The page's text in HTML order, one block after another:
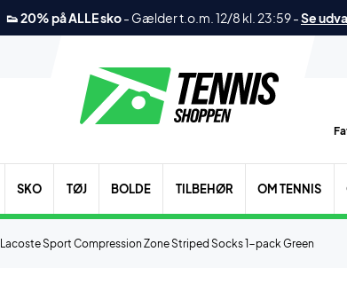
👟 20% på ALLE sko- Gælder t.o.m. 12/8 kl. 23:59-Se
SKO TØJ BOLDE TILBEHØR OM TENNIS
Lacoste Sport Compression Zone Striped Socks 1-pack Green